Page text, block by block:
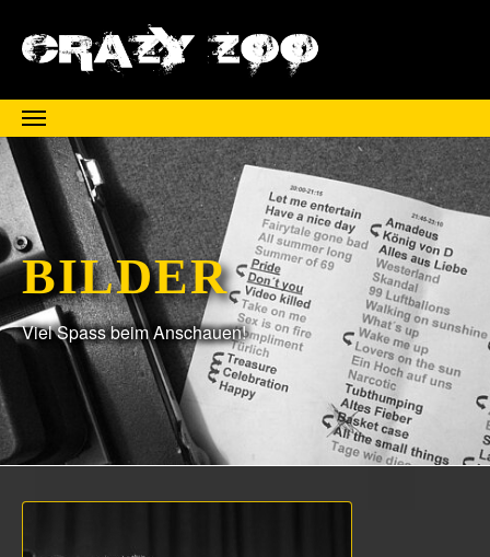
BILDER
Viel Spass beim Anschauen!